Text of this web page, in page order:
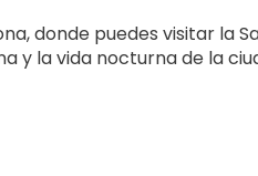
donde puedes visitar la
y la vida nocturna de la